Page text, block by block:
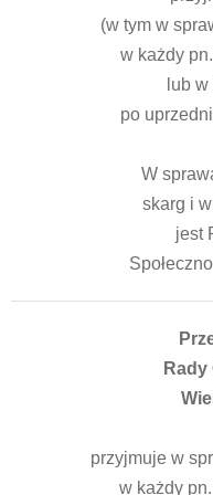
(w tym w
w każdy
lub
po
W
skarg i
jest
Rady
przyjmuje w
w każdy